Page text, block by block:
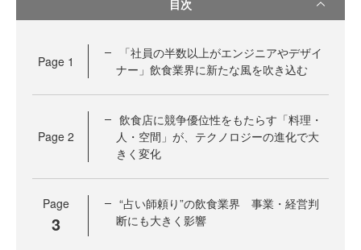
目次
Page 1
「社員の半数以上がエンジニアやデザイ
ナー」飲食業界に新たな風を吹き込む
Page 2
飲食店に競争優位性をもたらす「料理・
人・空間」が、テクノロジーの進化で大
きく変化
Page
3
“占い師頼り”の飲食業界 事業・経営判
断にも大きく影響